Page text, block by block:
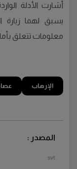
أشارت الأدلة
يسبق لهما زيارة
معلومات تتعلق
الإرهاب
المصدر :
svt